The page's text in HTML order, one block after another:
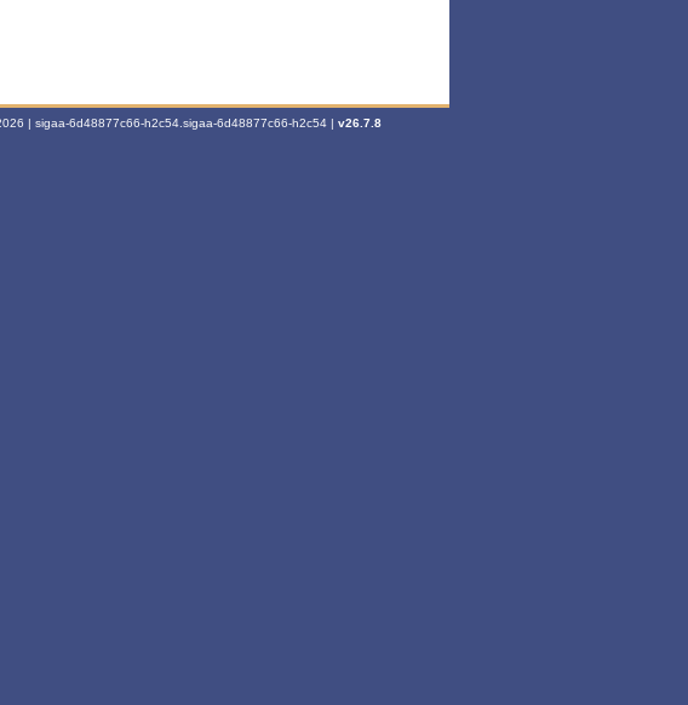
| sigaa-6d48877c66-h2c54.sigaa-6d48877c66-h2c54 | v26.7.8